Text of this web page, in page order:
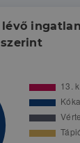
szerint